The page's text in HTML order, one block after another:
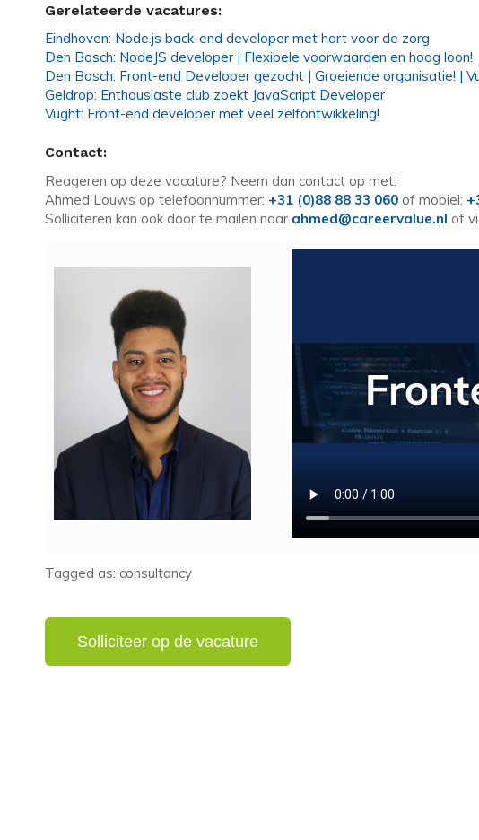
Gerelateerde vacatures:
Eindhoven: Node.js back-end developer met hart voor de zorg
Den Bosch: NodeJS developer | Flexibele voorwaarden en hoog loon!
Den Bosch: Front-end Developer gezocht | Groeiende organisatie! |
Geldrop: Enthousiaste club zoekt JavaScript Developer
Vught: Front-end developer met veel zelfontwikkeling!
Contact:
Reageren op deze vacature? Neem dan contact op met:
Ahmed Louws op telefoonnummer: +31 (0)88 88 33 060 of mobiel:
Solliciteren kan ook door te mailen naar ahmed@careervalue.nl of
Tagged as: consultancy